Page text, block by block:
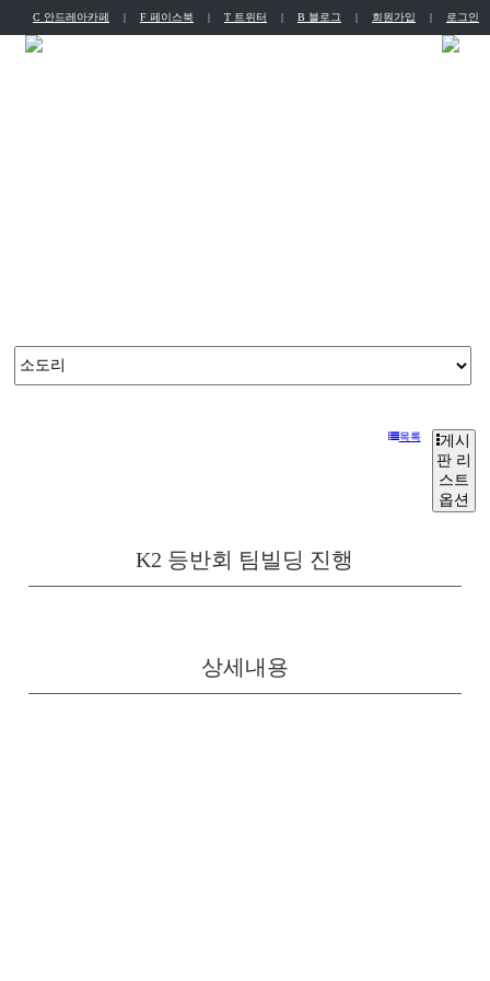
C 안드레아카페 | F 페이스북 | T 트위터 | B 블로그 | 회원가입 | 로그인
목록
게시
판 리
스트
옵션
K2 등반회 팀빌딩 진행
상세내용